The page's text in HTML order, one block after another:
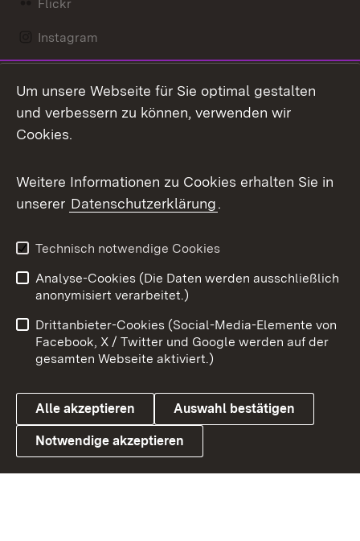
Flickr
Instagram
Mastodon
Messenger
Social Wall
X / Twitter
Youtube
Link zum Landesportal
Benutzungshinweise
Barrierefreiheit
Datenschutz
Cookies
Um unsere Webseite für Sie optimal gestalten
und verbessern zu können, verwenden wir
Cookies.
Weitere Informationen zu Cookies erhalten Sie in
unserer Datenschutzerklärung.
Technisch notwendige Cookies
Analyse-Cookies (Die Daten werden ausschließlich
anonymisiert verarbeitet.)
Drittanbieter-Cookies (Social-Media-Elemente von
Facebook, X / Twitter und Google werden auf der
gesamten Webseite aktiviert.)
Alle akzeptieren Auswahl bestätigen
Notwendige akzeptieren